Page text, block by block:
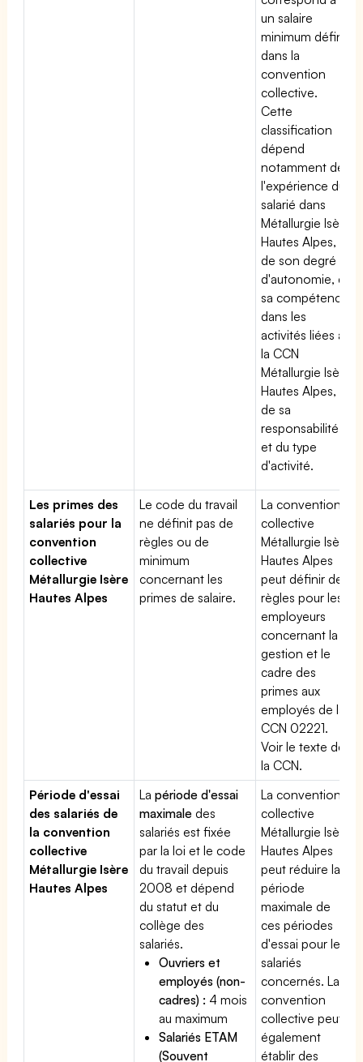
un salaire
minimum défini
dans la
convention
collective.
Cette
classification
dépend
notamment de
l'expérience du
salarié dans
Métallurgie Isère
Hautes Alpes,
de son degré
d'autonomie, de
sa compétence
dans les
activités liées à
la CCN
Métallurgie Isère
Hautes Alpes,
de sa
responsabilité
et du type
d'activité.
Les primes des
salariés pour la
convention
collective
Métallurgie Isère
Hautes Alpes
Le code du travail
ne définit pas de
règles ou de
minimum
concernant les
primes de salaire.
La convention
collective
Métallurgie Isère
Hautes Alpes
peut définir des
règles pour les
employeurs
concernant la
gestion et le
cadre des
primes aux
employés de la
CCN 02221.
Voir le texte de
la CCN.
Période d'essai
des salariés de
la convention
collective
Métallurgie Isère
Hautes Alpes
Lapériode d'essai
maximale des
salariés est fixée
par la loi et le code
du travail depuis
2008 et dépend
du statut et du
collège des
salariés.
Ouvriers et
employés (non-
cadres) : 4 mois
au maximum
Salariés ETAM
(Souvent
La convention
collective
Métallurgie Isère
Hautes Alpes
peut réduire la
période
maximale de
ces périodes
d'essai pour les
salariés
concernés. La
convention
collective peut
également
établir des